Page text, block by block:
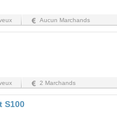
Aucun Marchands
2 Marchands
S100